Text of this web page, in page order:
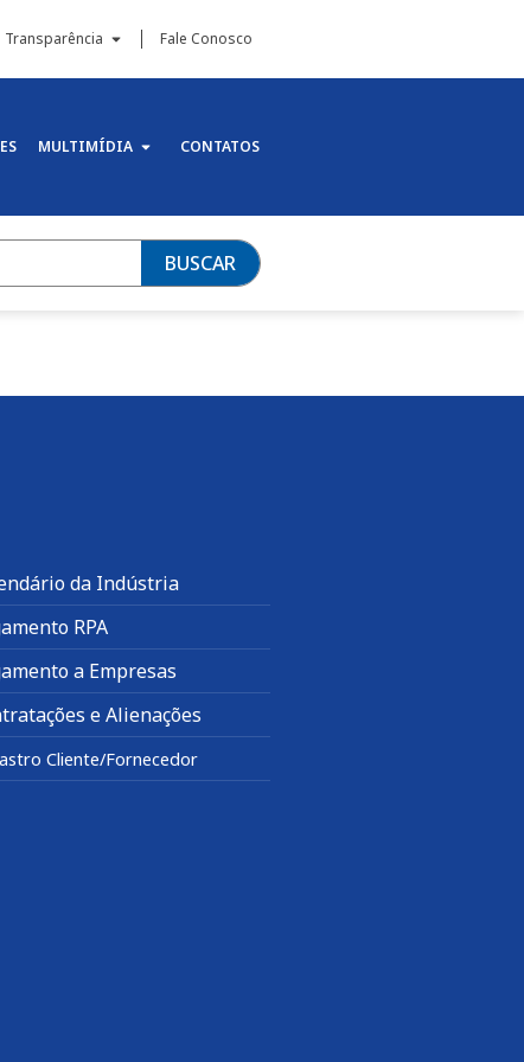
Transparência Fale Conosco
MULTIMÍDIA CONTATOS
BUSCAR
da Indústria
RPA
a Empresas
e Alienações
Cliente/Fornecedor